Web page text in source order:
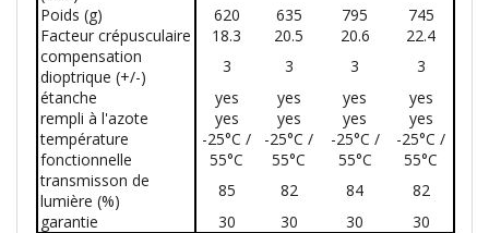
Poids (g)
620 635 795
745
Facteur crépusculaire
18.3 20.5 20.6
22.4
compensation
dioptrique (+/-)
3 3 3
3
étanche
yes yes yes
yes
rempli à l'azote
yes yes yes
yes
température
fonctionnelle
-25°C /
55°C
-25°C /
55°C
-25°C /
55°C
-25°C /
55°C
transmisson de
lumière (%)
85 82 84
82
garantie
30 30 30 30